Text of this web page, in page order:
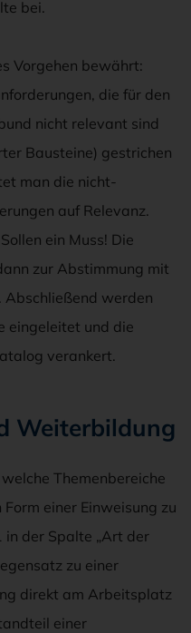
bei.
Vorgehen bewährt:
die für den
nicht relevant sind
Bausteine) gestrichen
man die nicht-
auf Relevanz.
ein Muss! Die
zur Abstimmung mit
Abschließend werden
eingeleitet und die
verankert.
Weiterbildung
Themenbereiche
einer Einweisung zu
der Spalte „Art der
zu einer
direkt am Arbeitsplatz
einer